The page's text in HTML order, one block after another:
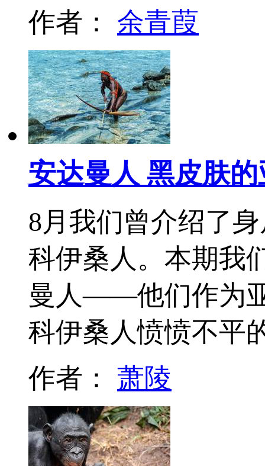
作者： 余青葭
安达曼人 黑皮肤
8月我们曾介绍了
科伊桑人。本期我
曼人——他们作为
科伊桑人愤愤不
作者： 萧陵